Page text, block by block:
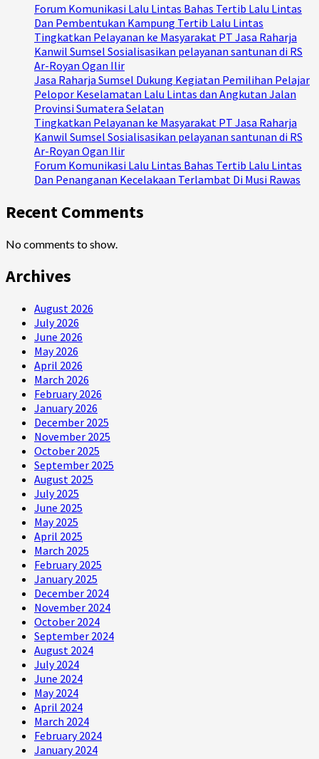
Forum Komunikasi Lalu Lintas Bahas Tertib Lalu Lintas
Dan Pembentukan Kampung Tertib Lalu Lintas
Tingkatkan Pelayanan ke Masyarakat PT Jasa Raharja
Kanwil Sumsel Sosialisasikan pelayanan santunan di RS
Ar-Royan Ogan Ilir
Jasa Raharja Sumsel Dukung Kegiatan Pemilihan Pelajar
Pelopor Keselamatan Lalu Lintas dan Angkutan Jalan
Provinsi Sumatera Selatan
Tingkatkan Pelayanan ke Masyarakat PT Jasa Raharja
Kanwil Sumsel Sosialisasikan pelayanan santunan di RS
Ar-Royan Ogan Ilir
Forum Komunikasi Lalu Lintas Bahas Tertib Lalu Lintas
Dan Penanganan Kecelakaan Terlambat Di Musi Rawas
Recent Comments
No comments to show.
Archives
August 2026
July 2026
June 2026
May 2026
April 2026
March 2026
February 2026
January 2026
December 2025
November 2025
October 2025
September 2025
August 2025
July 2025
June 2025
May 2025
April 2025
March 2025
February 2025
January 2025
December 2024
November 2024
October 2024
September 2024
August 2024
July 2024
June 2024
May 2024
April 2024
March 2024
February 2024
January 2024